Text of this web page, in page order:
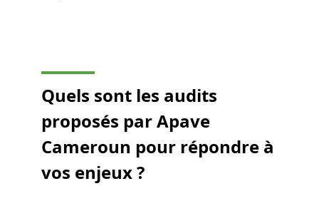
Quels sont les audits
proposés par Apave
Cameroun pour répondre à
vos enjeux ?